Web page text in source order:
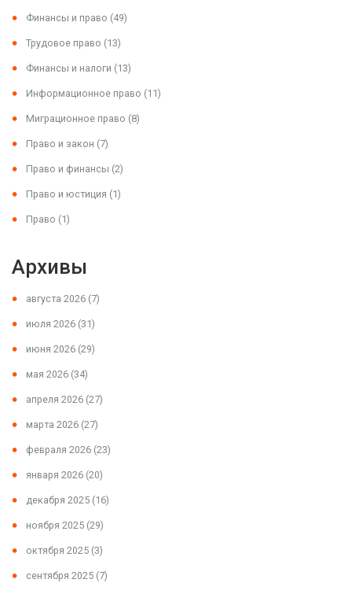
Финансы и право (49)
Трудовое право (13)
Финансы и налоги (13)
Информационное право (11)
Миграционное право (8)
Право и закон (7)
Право и финансы (2)
Право и юстиция (1)
Право (1)
Архивы
августа 2026 (7)
июля 2026 (31)
июня 2026 (29)
мая 2026 (34)
апреля 2026 (27)
марта 2026 (27)
февраля 2026 (23)
января 2026 (20)
декабря 2025 (16)
ноября 2025 (29)
октября 2025 (3)
сентября 2025 (7)